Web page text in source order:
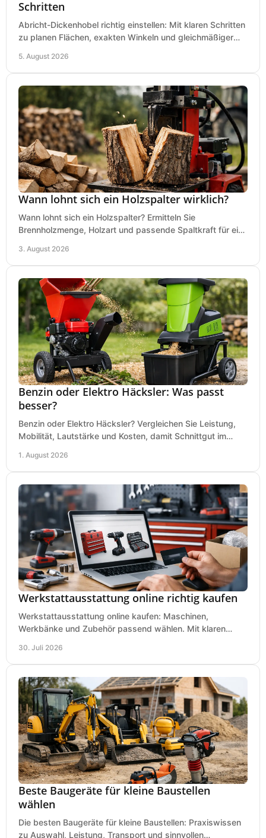
Schritten
Abricht-Dickenhobel richtig einstellen: Mit klaren Schritten
zu planen Flächen, exakten Winkeln und gleichmäßiger
5. August 2026
Wann lohnt sich ein Holzspalter wirklich?
Wann lohnt sich ein Holzspalter? Ermitteln Sie
Brennholzmenge, Holzart und passende Spaltkraft für eine
3. August 2026
Benzin oder Elektro Häcksler: Was passt
besser?
Benzin oder Elektro Häcksler? Vergleichen Sie Leistung,
Mobilität, Lautstärke und Kosten, damit Schnittgut im
1. August 2026
Werkstattausstattung online richtig kaufen
Werkstattausstattung online kaufen: Maschinen,
Werkbänke und Zubehör passend wählen. Mit klaren
30. Juli 2026
Beste Baugeräte für kleine Baustellen
wählen
Die besten Baugeräte für kleine Baustellen: Praxiswissen
zu Auswahl, Leistung, Transport und sinnvollen